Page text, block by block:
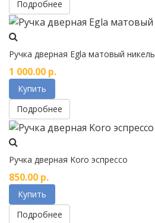
Подробнее
Ручка дверная Egla матовый никель
1 000.00 р.
Купить
Подробнее
Ручка дверная Koro эспрессо
850.00 р.
Купить
Подробнее